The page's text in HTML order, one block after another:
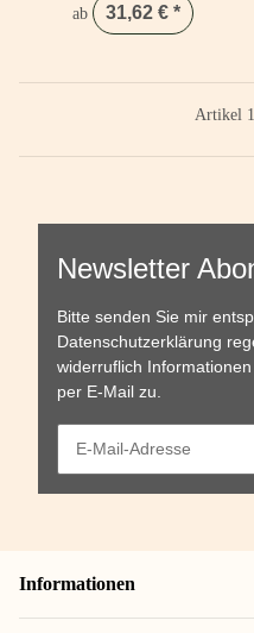
ab 31,62 € *
Artikel
Newsletter
Bitte senden Sie mir
Datenschutzerklärung
widerruflich
per E-Mail zu.
Informationen